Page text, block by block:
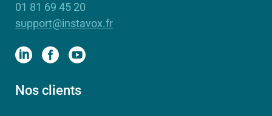
01 81 69 45 20
support@instavox.fr
Nos clients